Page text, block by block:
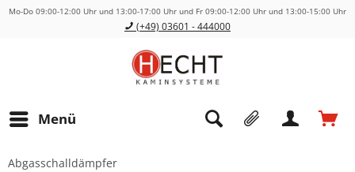
Mo-Do 09:00-12:00 Uhr und 13:00-17:00 Uhr und Fr 09:00-12:00 Uhr und 13:00-15:00 Uhr
(+49) 03601 - 444000
Menü
Abgasschalldämpfer